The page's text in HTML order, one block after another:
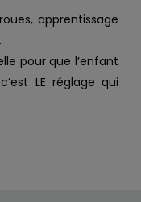
apprentissage
pour que l’enfant
LE réglage qui